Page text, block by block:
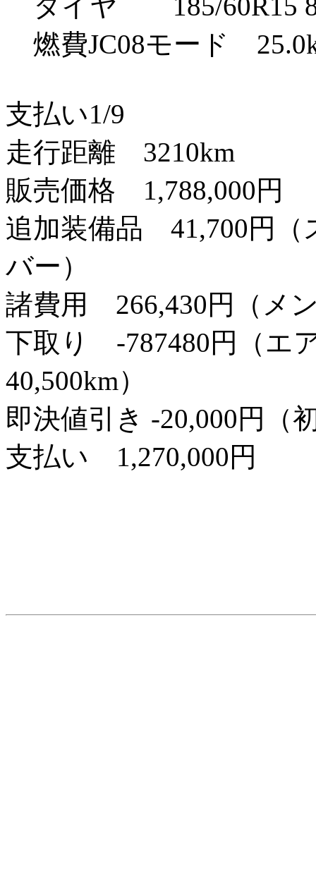
燃費JC08モード
支払い1/9
走行距離 3210km
販売価格 1,788,000円
追加装備品 41,700円（
バー）
諸費用 266,430円（メ
下取り -787480円（エ
40,500km）
即決値引き -20,000円（
支払い 1,270,000円